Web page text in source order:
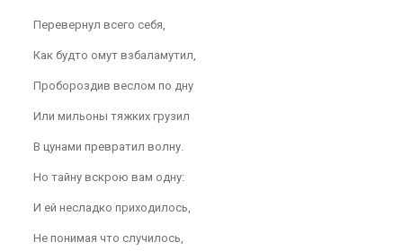
Перевернул всего себя,
Как будто омут взбаламутил,
Пробороздив веслом по дну
Или мильоны тяжких грузил
В цунами превратил волну.
Но тайну вскрою вам одну:
И ей несладко приходилось,
Не понимая что случилось,